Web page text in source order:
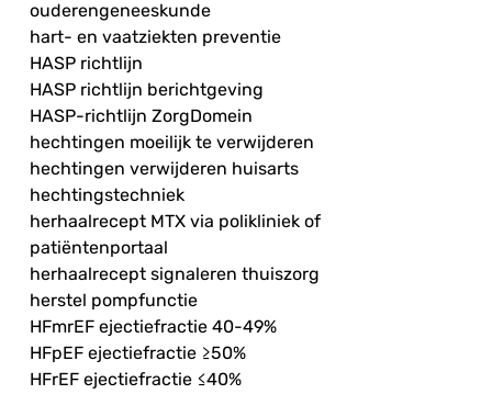
ouderengeneeskunde
hart- en vaatziekten preventie
HASP richtlijn
HASP richtlijn berichtgeving
HASP-richtlijn ZorgDomein
hechtingen moeilijk te verwijderen
hechtingen verwijderen huisarts
hechtingstechniek
herhaalrecept MTX via polikliniek of
patiëntenportaal
herhaalrecept signaleren thuiszorg
herstel pompfunctie
HFmrEF ejectiefractie 40-49%
HFpEF ejectiefractie ≥50%
HFrEF ejectiefractie ≤40%